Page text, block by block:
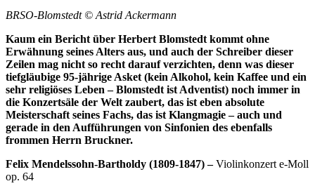
X
BRSO-Blomstedt © Astrid Ackermann
Kaum ein Bericht über Herbert Blomstedt kommt ohne
Erwähnung seines Alters aus, und auch der Schreiber dieser
Zeilen mag nicht so recht darauf verzichten, denn was dieser
tiefgläubige 95-jährige Asket (kein Alkohol, kein Kaffee und ein
sehr religiöses Leben – Blomstedt ist Adventist) noch immer in
die Konzertsäle der Welt zaubert, das ist eben absolute
Meisterschaft seines Fachs, das ist Klangmagie – auch und
gerade in den Aufführungen von Sinfonien des ebenfalls
frommen Herrn Bruckner.
Felix Mendelssohn-Bartholdy (1809-1847) –Violinkonzert e-Moll
op. 64